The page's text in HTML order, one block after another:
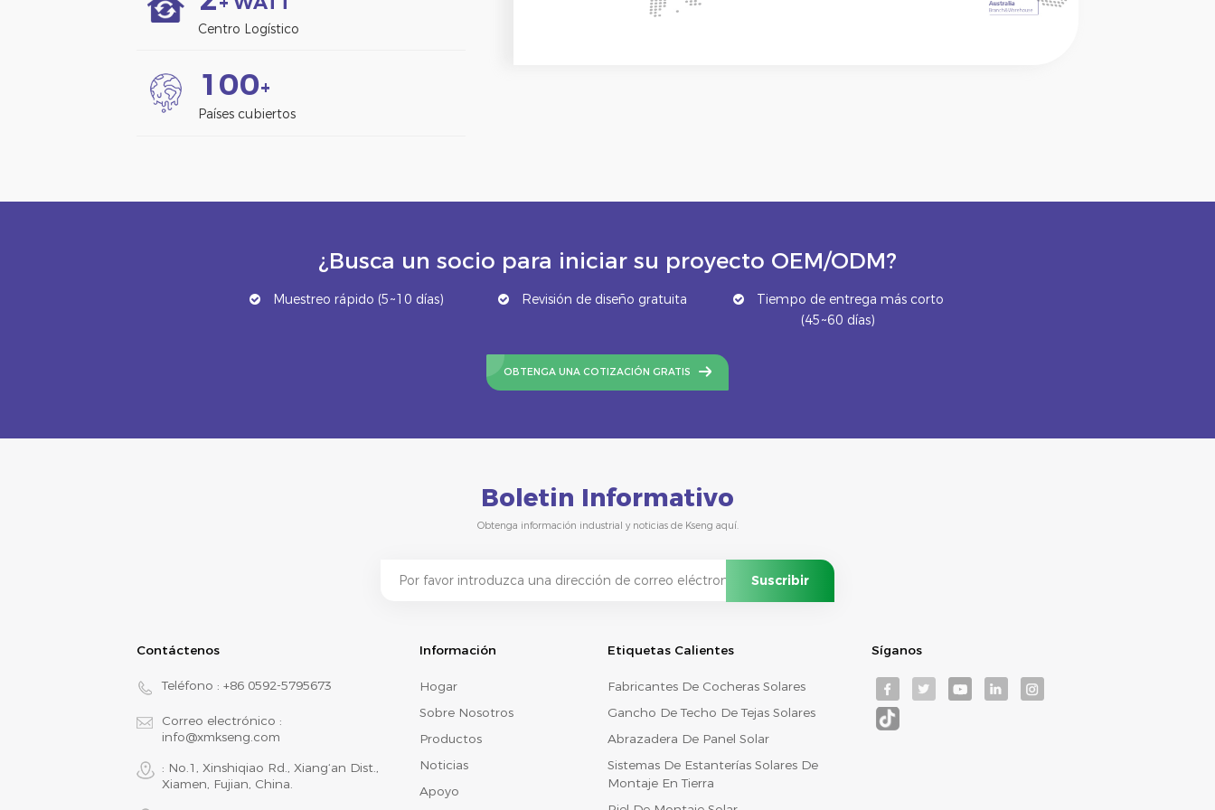
Centro Logístico
1 00+
Países cubiertos
¿Busca un socio para iniciar su proyecto OEM/ODM?
Muestreo rápido (5~10 días) Revisión de diseño gratuita
Tiempo de entrega más corto
(45~60 días)
OBTENGA UNA COTIZACIÓN GRATIS
Boletin Informativo
Obtenga información industrial y noticias de Kseng aquí.
Contáctenos
Teléfono : +86 0592-5795673
Correo electrónico :
info@xmkseng.com
: No.1, Xinshiqiao Rd., Xiang‘an Dist.,
Xiamen, Fujian, China.
Información
Hogar
Sobre Nosotros
Productos
Noticias
Apoyo
Etiquetas Calientes
Fabricantes De Cocheras Solares
Gancho De Techo De Tejas Solares
Abrazadera De Panel Solar
Sistemas De Estanterías Solares De
Montaje En Tierra
Síganos